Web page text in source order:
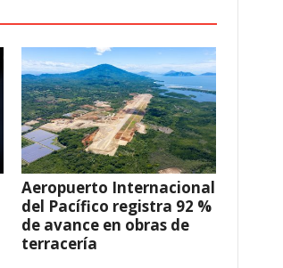
Aeropuerto Internacional
del Pacífico registra 92 %
de avance en obras de
terracería